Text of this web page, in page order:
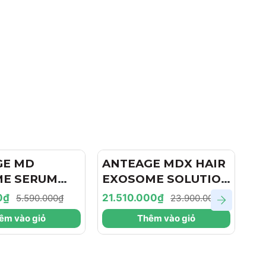
MD
SERUM
CHẤT
HÓA,
TRẺ
5.590.000₫
vào giỏ
- 10%
ANTEAGE MDX HAIR
EXOSOME SOLUTION
/ DUNG DỊCH TÁI
TẠO, PHỤC HỒI
NANG TÓC
21.510.000₫ 23.900.000₫
Thêm vào giỏ